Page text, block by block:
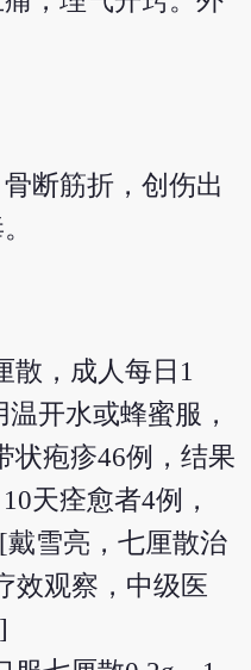
断筋折，创伤出
散，成人每日1
开水或蜂蜜服，
状疱疹46例，结果
天痊愈者4例，
雪亮，七厘散治
效观察，中级医